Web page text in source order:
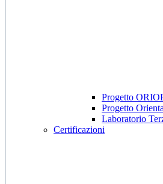
Progetto
Progetto
Laboratorio
Certificazioni